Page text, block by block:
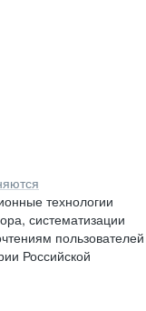
технологии
систематизации
пользователей
Российской